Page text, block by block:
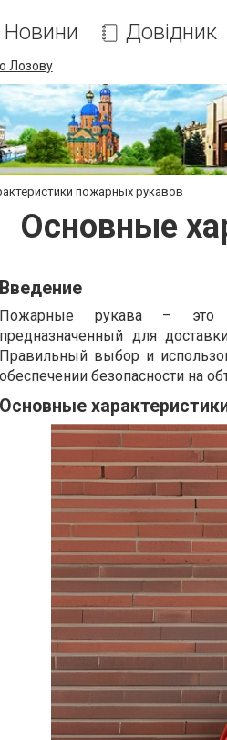
Новини Довідник
Лозову
пожарных рукавов
Основные
Введение
Пожарные рукава – это
предназначенный для
Правильный выбор и
обеспечении безопасности на
Основные